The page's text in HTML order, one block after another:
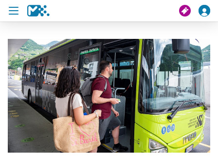
Crissa
Mi viac
Chertes de viac
U19 Pass
News